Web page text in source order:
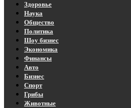
Здоровье
Наука
Общество
Политика
Шоу бизнес
Экономика
Финансы
Авто
Бизнес
Спорт
Грибы
Животные